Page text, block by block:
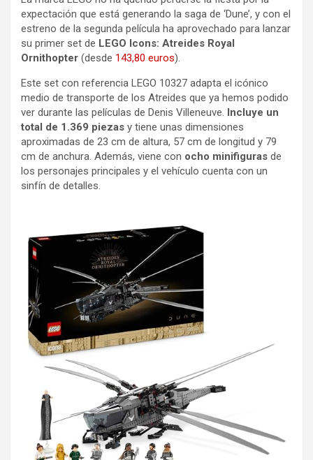
expectación que está generando la saga de ‘Dune’, y con el
estreno de la segunda película ha aprovechado para lanzar
su primer set de LEGO Icons: Atreides Royal
Ornithopter (desde 143,80 euros).
Este set con referencia LEGO 10327 adapta el icónico
medio de transporte de los Atreides que ya hemos podido
ver durante las películas de Denis Villeneuve. Incluye un
total de 1.369 piezas y tiene unas dimensiones
aproximadas de 23 cm de altura, 57 cm de longitud y 79
cm de anchura. Además, viene con ocho minifiguras de
los personajes principales y el vehículo cuenta con un
sinfín de detalles.